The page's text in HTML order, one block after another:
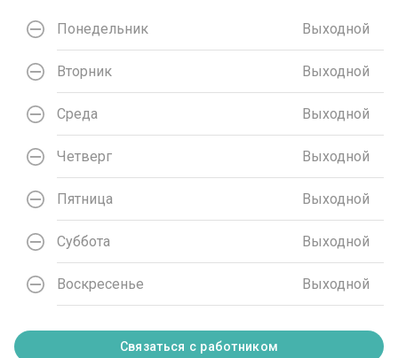
Понедельник Выходной
Вторник Выходной
Среда Выходной
Четверг Выходной
Пятница Выходной
Суббота Выходной
Воскресенье Выходной
Связаться с работником